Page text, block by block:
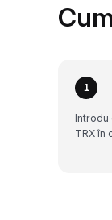
1
Introdu
TRX în